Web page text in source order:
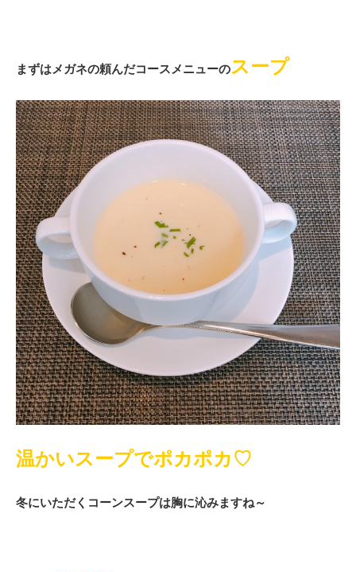
まずはメガネの頼んだコースメニューのスープ
温かいスープでポカポカ♡
冬にいただくコーンスープは胸に沁みますね～